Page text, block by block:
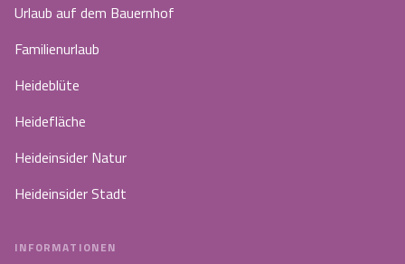
Urlaub auf dem Bauernhof
Familienurlaub
Heideblüte
Heidefläche
Heideinsider Natur
Heideinsider Stadt
INFORMATIONEN